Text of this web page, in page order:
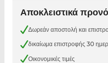
Αποκλειστικά
Δωρεάν αποστολή και
δικαίωμα επιστροφής 30
Οικονομικές τιμές